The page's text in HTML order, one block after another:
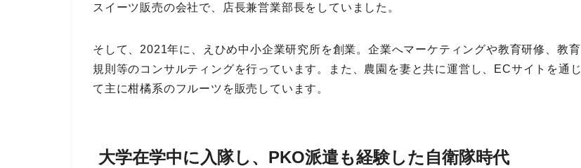
スイーツ販売の会社で、店長兼営業部長をしていました。
そして、2021年に、えひめ中小企業研究所を創業。企業へマーケティングや教育研修、教育
規則等のコンサルティングを行っています。また、農園を妻と共に運営し、ECサイトを通じ
て主に柑橘系のフルーツを販売しています。
大学在学中に入隊し、PKO派遣も経験した自衛隊時代